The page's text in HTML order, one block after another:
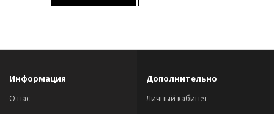
Информация
О нас
Дополнительно
Личный кабинет